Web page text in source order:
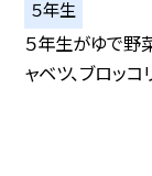
５年生
５年生がゆで野
ャベツ、ブロッコ